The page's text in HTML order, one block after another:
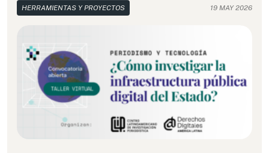
HERRAMIENTAS Y PROYECTOS 19 MAY 2026